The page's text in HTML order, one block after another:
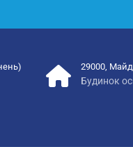
29000,
Будинок